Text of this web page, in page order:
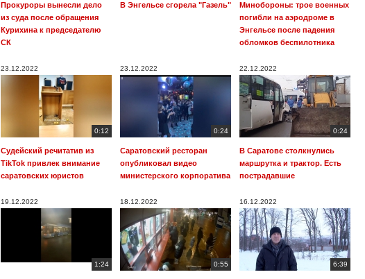
Прокуроры вынесли дело
из суда после обращения
Курихина к председателю
СК
В Энгельсе сгорела "Газель"
Минобороны: трое военных
погибли на аэродроме в
Энгельсе после падения
обломков беспилотника
23.12.2022
0:12
Судейский речитатив из
TikTok привлек внимание
саратовских юристов
23.12.2022
0:24
Саратовский ресторан
опубликовал видео
министерского корпоратива
22.12.2022
0:24
В Саратове столкнулись
маршрутка и трактор. Есть
пострадавшие
19.12.2022
1:24
18.12.2022
0:55
16.12.2022
6:39